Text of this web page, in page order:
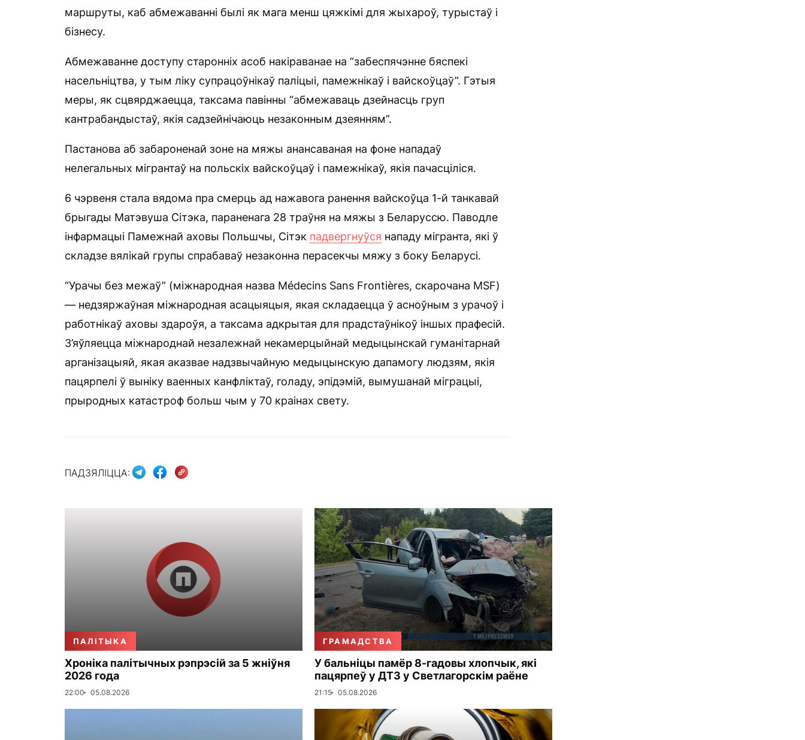
маршруты, каб абмежаванні былі як мага менш цяжкімі для жыхароў, турыстаў і
бізнесу.
Абмежаванне доступу старонніх асоб накіраванае на “забеспячэнне бяспекі
насельніцтва, у тым ліку супрацоўнікаў паліцыі, памежнікаў і вайскоўцаў”. Гэтыя
меры, як сцвярджаецца, таксама павінны “абмежаваць дзейнасць груп
кантрабандыстаў, якія садзейнічаюць незаконным дзеянням”.
Пастанова аб забароненай зоне на мяжы анансаваная на фоне нападаў
нелегальных мігрантаў на польскіх вайскоўцаў і памежнікаў, якія пачасціліся.
6 чэрвеня стала вядома пра смерць ад нажавога ранення вайскоўца 1-й танкавай
брыгады Матэвуша Сітэка, параненага 28 траўня на мяжы з Беларуссю. Паводле
інфармацыі Памежнай аховы Польшчы, Сітэк падвергнуўся нападу мігранта, які ў
складзе вялікай групы спрабаваў незаконна перасекчы мяжу з боку Беларусі.
“Урачы без межаў” (міжнародная назва Médecins Sans Frontières, скарочана MSF)
— недзяржаўная міжнародная асацыяцыя, якая складаецца ў асноўным з урачоў і
работнікаў аховы здароўя, а таксама адкрытая для прадстаўнікоў іншых прафесій.
З’яўляецца міжнароднай незалежнай некамерцыйнай медыцынскай гуманітарнай
арганізацыяй, якая аказвае надзвычайную медыцынскую дапамогу людзям, якія
пацярпелі ў выніку ваенных канфліктаў, голаду, эпідэмій, вымушанай міграцыі,
прыродных катастроф больш чым у 70 краінах свету.
ПАДЗЯЛІЦЦА:
ПАЛІТЫКА
Хроніка палітычных рэпрэсій за 5 жніўня
2026 года
22:00 05.08.2026
ГРАМАДСТВА
У бальніцы памёр 8-гадовы хлопчык, які
пацярпеў у ДТЗ у Светлагорскім раёне
21:15 05.08.2026